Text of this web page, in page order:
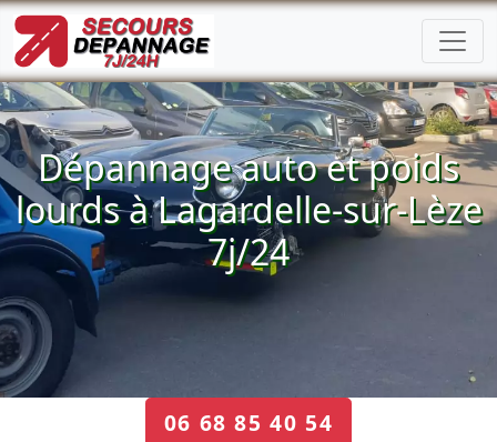
Dépannage auto et poids
lourds à Lagardelle-sur-Lèze
7j/24
06 68 85 40 54